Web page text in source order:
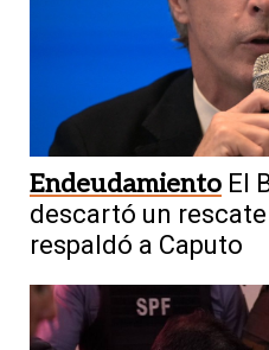
Endeudamiento El
descartó un
respaldó a Caputo